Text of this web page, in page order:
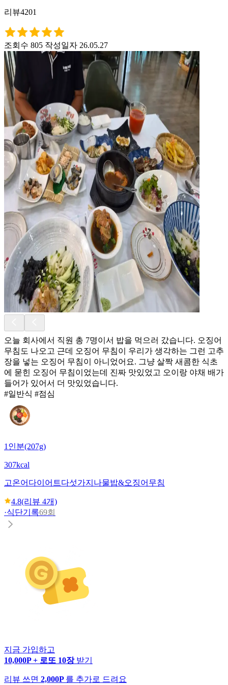
리뷰4201
조회수 805 작성일자 26.05.27
오늘 회사에서 직원 총 7명이서 밥을 먹으러 갔습니다. 오징어
무침도 나오고 근데 오징어 무침이 우리가 생각하는 그런 고추
장을 넣는 오징어 무침이 아니었어요. 그냥 살짝 새콤한 식초
에 묻힌 오징어 무침이었는데 진짜 맛있었고 오이랑 야채 배가
들어가 있어서 더 맛있었습니다.
#일반식 #점심
1인분(207g)
307kcal
고온어다이어트다섯가지나물밥&오징어무침
4.8(리뷰 4개)
·식단기록69회
지금 가입하고
10,000P + 로또 10장 받기
리뷰 쓰면 2,000P 를 추가로 드려요